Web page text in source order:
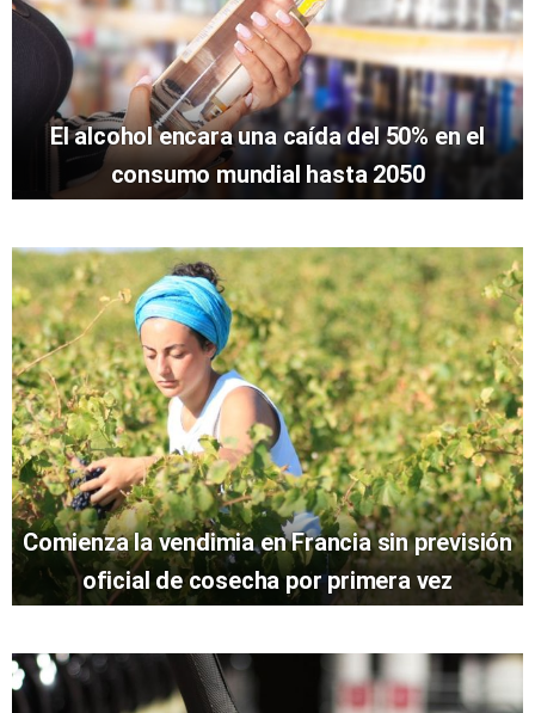
El alcohol encara una caída del 50% en el
consumo mundial hasta 2050
Comienza la vendimia en Francia sin previsión
oficial de cosecha por primera vez